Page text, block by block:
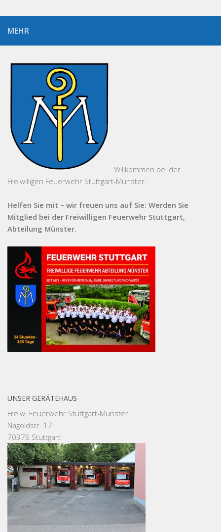
MEHR
Willkommen bei der
Freiwilligen Feuerwehr Stuttgart-Münster.
Helfen Sie mit – wir freuen uns auf Sie: Werden Sie
Mitglied bei der Freiwilligen Feuerwehr Stuttgart,
Abteilung Münster.
UNSER GERÄTEHAUS
Freiw. Feuerwehr Stuttgart-Münster
Nagoldstr. 17
70376 Stuttgart